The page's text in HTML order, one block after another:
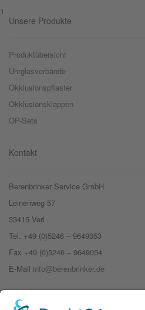
1
Unsere Produkte
Produktübersicht
Uhrglasverbände
Okklusionspflaster
Okklusionsklappen
OP-Sets
Kontakt
Berenbrinker Service GmbH
Leinenweg 57
33415 Verl
Tel. +49 (0)5246 – 9649053
Fax +49 (0)5246 – 9649054
E-Mail info@berenbrinker.de
Zertifizierung nach DIN EN ISO 13485